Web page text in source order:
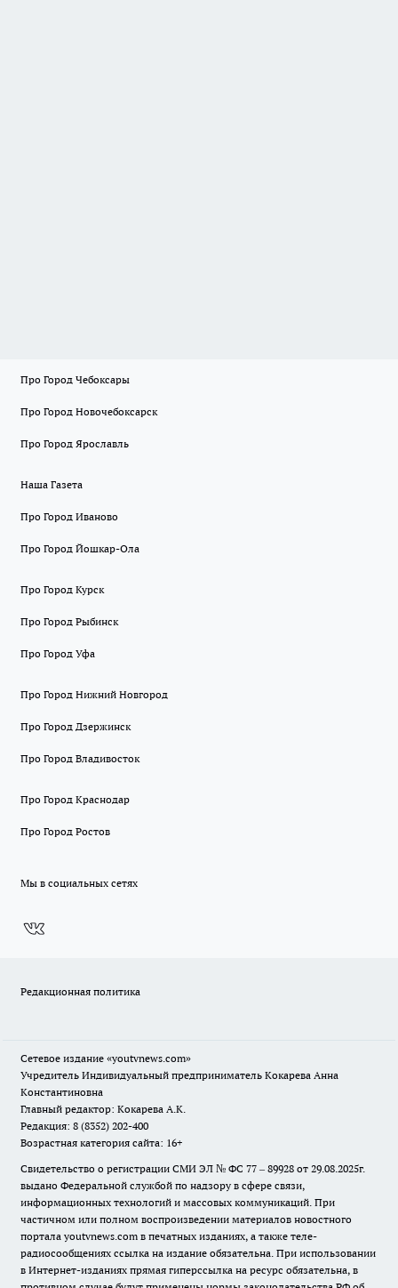
Про Город Чебоксары
Про Город Новочебоксарск
Про Город Ярославль
Наша Газета
Про Город Иваново
Про Город Йошкар-Ола
Про Город Курск
Про Город Рыбинск
Про Город Уфа
Про Город Нижний Новгород
Про Город Дзержинск
Про Город Владивосток
Про Город Краснодар
Про Город Ростов
Мы в социальных сетях
Редакционная политика
Сетевое издание «youtvnews.com»
Учредитель Индивидуальный предприниматель Кокарева Анна
Константиновна
Главный редактор: Кокарева А.К.
Редакция: 8 (8352) 202-400
Возрастная категория сайта: 16+
Свидетельство о регистрации СМИ ЭЛ № ФС 77 – 89928 от 29.08.2025г.
выдано Федеральной службой по надзору в сфере связи,
информационных технологий и массовых коммуникаций. При
частичном или полном воспроизведении материалов новостного
портала youtvnews.com в печатных изданиях, а также теле-
радиосообщениях ссылка на издание обязательна. При использовании
в Интернет-изданиях прямая гиперссылка на ресурс обязательна, в